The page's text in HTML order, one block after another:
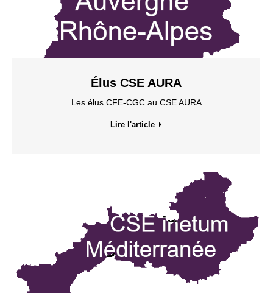
Élus CSE AURA
Les élus CFE-CGC au CSE AURA
Lire l'article